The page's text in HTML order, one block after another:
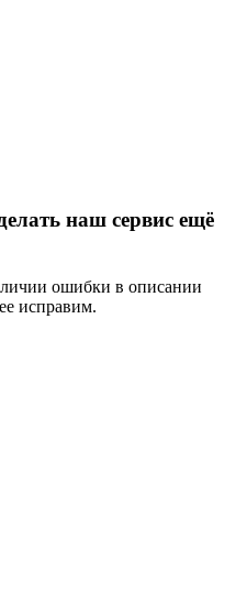
наш сервис ещё
ошибки в описании
исправим.